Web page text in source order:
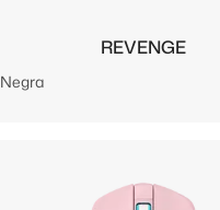
REVENGE
Negra